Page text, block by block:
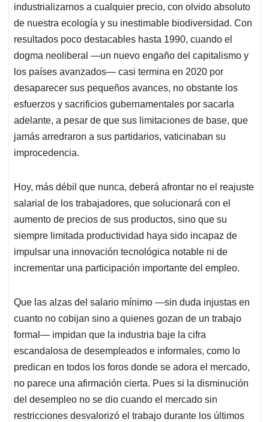
industrializarnos a cualquier precio, con olvido absoluto
de nuestra ecología y su inestimable biodiversidad. Con
resultados poco destacables hasta 1990, cuando el
dogma neoliberal —un nuevo engaño del capitalismo y
los países avanzados— casi termina en 2020 por
desaparecer sus pequeños avances, no obstante los
esfuerzos y sacrificios gubernamentales por sacarla
adelante, a pesar de que sus limitaciones de base, que
jamás arredraron a sus partidarios, vaticinaban su
improcedencia.
Hoy, más débil que nunca, deberá afrontar no el reajuste
salarial de los trabajadores, que solucionará con el
aumento de precios de sus productos, sino que su
siempre limitada productividad haya sido incapaz de
impulsar una innovación tecnológica notable ni de
incrementar una participación importante del empleo.
Que las alzas del salario mínimo —sin duda injustas en
cuanto no cobijan sino a quienes gozan de un trabajo
formal— impidan que la industria baje la cifra
escandalosa de desempleados e informales, como lo
predican en todos los foros donde se adora el mercado,
no parece una afirmación cierta. Pues si la disminución
del desempleo no se dio cuando el mercado sin
restricciones desvalorizó el trabajo durante los últimos